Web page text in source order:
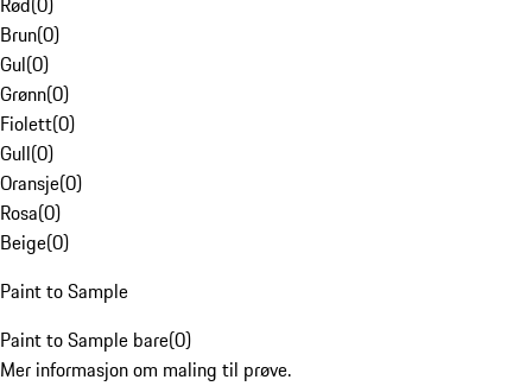
Brun(0)
Gul(0)
Grønn(0)
Fiolett(0)
Gull(0)
Oransje(0)
Rosa(0)
Beige(0)
Paint to Sample
Paint to Sample bare(0)
Mer informasjon om maling til prøve.